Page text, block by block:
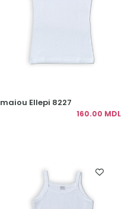
maiou Ellepi 8227
160.00 MDL